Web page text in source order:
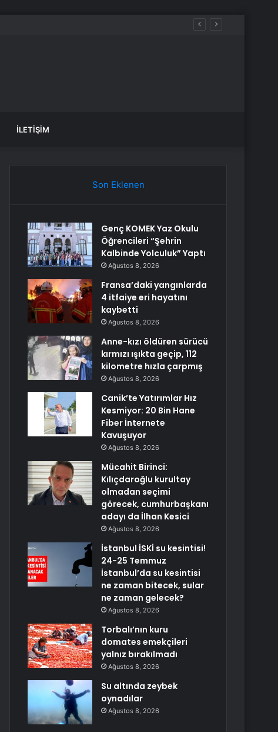
İLETIŞIM
Son Eklenen
Genç KOMEK Yaz Okulu
Öğrencileri “Şehrin
Kalbinde Yolculuk” Yaptı
Ağustos 8, 2026
Fransa’daki yangınlarda
4 itfaiye eri hayatını
kaybetti
Ağustos 8, 2026
Anne-kızı öldüren sürücü
kırmızı ışıkta geçip, 112
kilometre hızla çarpmış
Ağustos 8, 2026
Canik’te Yatırımlar Hız
Kesmiyor: 20 Bin Hane
Fiber İnternete
Kavuşuyor
Ağustos 8, 2026
Mücahit Birinci:
Kılıçdaroğlu kurultay
olmadan seçimi
görecek, cumhurbaşkanı
adayı da İlhan Kesici
Ağustos 8, 2026
İstanbul İSKİ su kesintisi!
24-25 Temmuz
İstanbul’da su kesintisi
ne zaman bitecek, sular
ne zaman gelecek?
Ağustos 8, 2026
Torbalı’nın kuru
domates emekçileri
yalnız bırakılmadı
Ağustos 8, 2026
Su altında zeybek
oynadılar
Ağustos 8, 2026